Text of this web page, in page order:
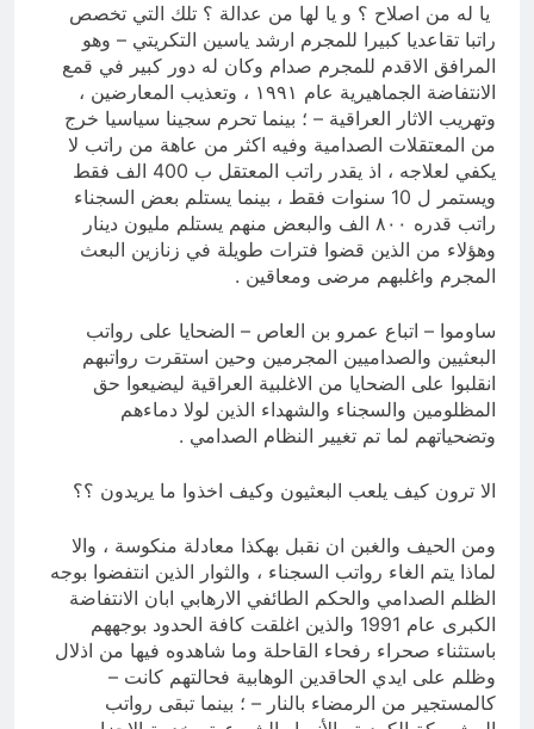
يا له من اصلاح ؟ و يا لها من عدالة ؟ تلك التي تخصص
راتبا تقاعديا كبيرا للمجرم ارشد ياسين التكريتي – وهو
المرافق الاقدم للمجرم صدام وكان له دور كبير في قمع
الانتفاضة الجماهيرية عام ۱۹۹۱ ، وتعذيب المعارضين ،
وتهريب الاثار العراقية – ؛ بينما تحرم سجينا سياسيا خرج
من المعتقلات الصدامية وفيه اكثر من عاهة من راتب لا
يكفي لعلاجه ، اذ يقدر راتب المعتقل ب 400 الف فقط
ويستمر ل 10 سنوات فقط ، بينما يستلم بعض السجناء
راتب قدره ۸۰۰ الف والبعض منهم يستلم مليون دينار
وهؤلاء من الذين قضوا فترات طويلة في زنازين البعث
المجرم واغلبهم مرضی ومعاقين .
ساوموا – اتباع عمرو بن العاص – الضحايا على رواتب
البعثيين والصداميين المجرمين وحين استقرت رواتبهم
انقلبوا على الضحايا من الاغلبية العراقية ليضيعوا حق
المظلومين والسجناء والشهداء الذين لولا دماءهم
وتضحياتهم لما تم تغيير النظام الصدامي .
الا ترون كيف يلعب البعثيون وكيف اخذوا ما يريدون ؟؟
ومن الحيف والغبن ان نقبل بهكذا معادلة منكوسة ، والا
لماذا يتم الغاء رواتب السجناء ، والثوار الذين انتفضوا بوجه
الظلم الصدامي والحكم الطائفي الارهابي ابان الانتفاضة
الكبرى عام 1991 والذين اغلقت كافة الحدود بوجههم
باستثناء صحراء رفحاء القاحلة وما شاهدوه فيها من اذلال
وظلم على ايدي الحاقدين الوهابية فحالتهم كانت –
كالمستجير من الرمضاء بالنار – ؛ بينما تبقى رواتب